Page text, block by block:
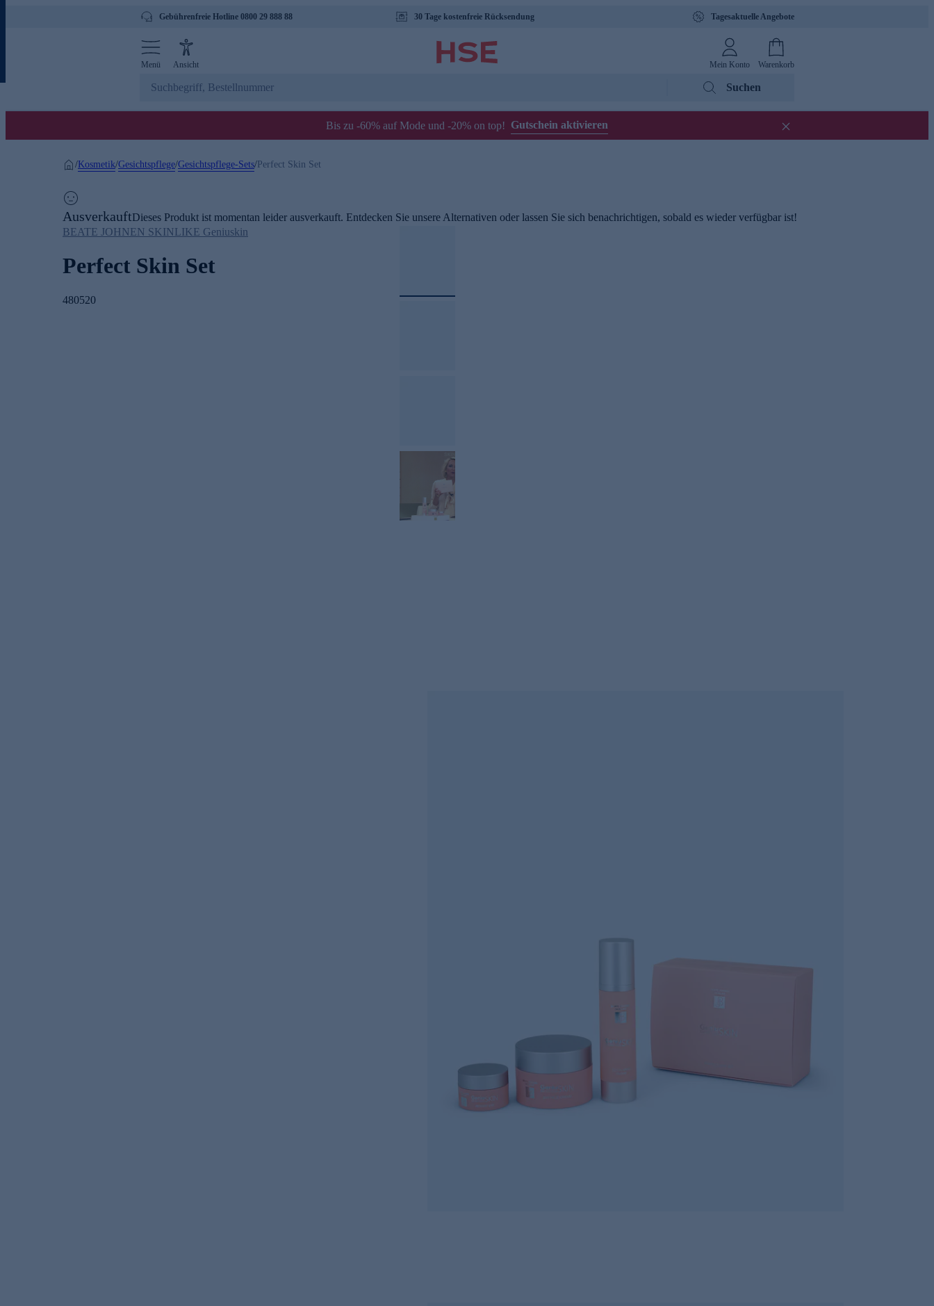
Gebührenfreie Hotline 0800 29 888 88 30 Tage kostenfreie Rücksendung Tagesaktuelle Angebote
Menü Ansicht Mein Konto Warenkorb
Suchen
Bis zu -60% auf Mode und -20% on top! Gutschein aktivieren
/Kosmetik/Gesichtspflege/Gesichtspflege-Sets/ Perfect Skin Set
AusverkauftDieses Produkt ist momentan leider ausverkauft. Entdecken Sie unsere Alternativen oder lassen Sie sich benachrichtigen, sobald es wieder verfügbar ist!
BEATE JOHNEN SKINLIKE Geniuskin
Perfect Skin Set
480520